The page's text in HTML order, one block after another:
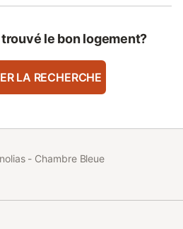
le bon logement?
LA RECHERCHE
- Chambre Bleue